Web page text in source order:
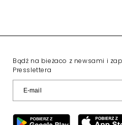
Bądź na bieżaco z newsami i
Presslettera